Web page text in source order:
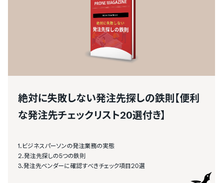
絶対に失敗しない発注先探しの鉄則【便利
な発注先チェックリスト20選付き】
1.ビジネスパーソンの発注業務の実態
2.発注先探しの5つの鉄則
3.発注先ベンダーに確認すべきチェック項目20選